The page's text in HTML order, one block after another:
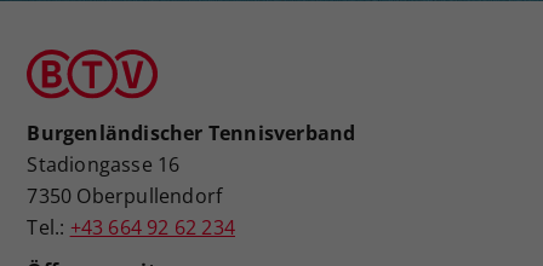
Burgenländischer Tennisverband
Stadiongasse 16
7350 Oberpullendorf
Tel.: +43 664 92 62 234